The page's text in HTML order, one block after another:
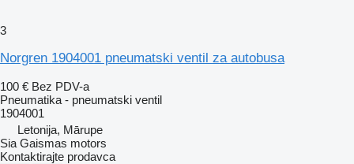
3
Norgren 1904001 pneumatski ventil za autobusa
100 € Bez PDV-a
Pneumatika - pneumatski ventil
1904001
Letonija, Mārupe
Sia Gaismas motors
Kontaktirajte prodavca